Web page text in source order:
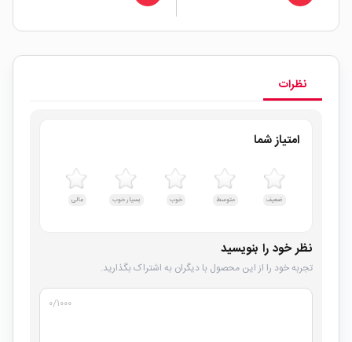
نظرات
امتیاز شما
ضعیف متوسط خوب بسیار خوب عالی
نظر خود را بنویسید
تجربه خود را از این محصول با دیگران به اشتراک بگذارید.
۰/۱۰۰۰